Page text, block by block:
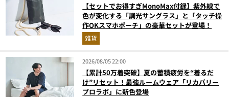
【セットでお得すぎMonoMax付録】紫外線で
色が変化する「調光サングラス」と「タッチ操
作OKスマホポーチ」の豪華セットが登場！
雑貨
2026/08/05 22:00
【累計50万着突破】夏の蓄積疲労を“着るだ
け”リセット！最強ルームウェア「リカバリー
プロラボ」に新色登場